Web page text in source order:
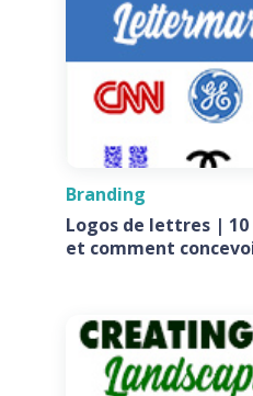
Branding
Logos de lettres |
et comment